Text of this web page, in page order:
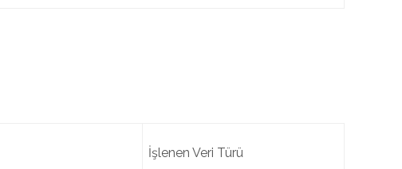
İşlenen Veri Türü